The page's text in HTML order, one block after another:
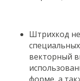
Штрихкод
векторный